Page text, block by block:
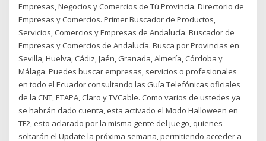
Empresas, Negocios y Comercios de Tú Provincia. Directorio de
Empresas y Comercios. Primer Buscador de Productos,
Servicios, Comercios y Empresas de Andalucía. Buscador de
Empresas y Comercios de Andalucía. Busca por Provincias en
Sevilla, Huelva, Cádiz, Jaén, Granada, Almería, Córdoba y
Málaga. Puedes buscar empresas, servicios o profesionales
en todo el Ecuador consultando las Guía Telefónicas oficiales
de la CNT, ETAPA, Claro y TVCable. Como varios de ustedes ya
se habrán dado cuenta, esta activado el Modo Halloween en
TF2, esto aclarado por la misma gente del juego, quienes
soltarán el Update la próxima semana, permitiendo acceder a